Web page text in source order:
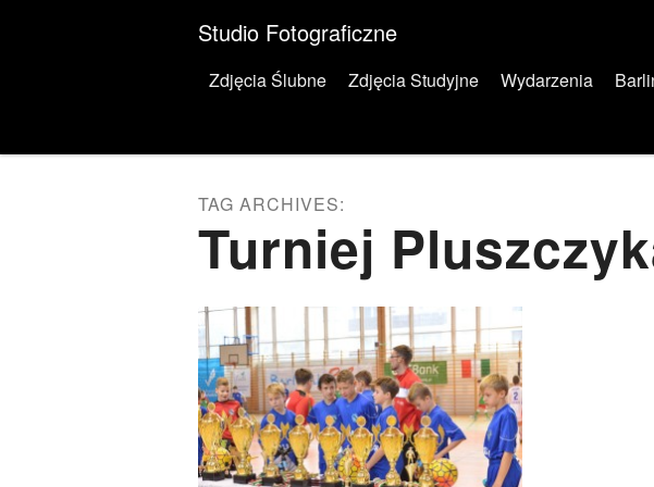
Studio Fotograficzne
Menu
Skip to content
Zdjęcia Ślubne Zdjęcia Studyjne Wydarzenia
TAG ARCHIVES:
Turniej